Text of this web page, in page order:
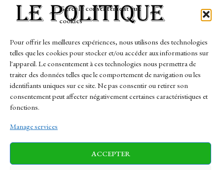
Gérer le consentement aux
cookies
Pour offrir les meilleures expériences, nous utilisons des technologies
telles que les cookies pour stocker et/ou accéder aux informations sur
l'appareil. Le consentement à ces technologies nous permettra de
traiter des données telles que le comportement de navigation ou les
identifiants uniques sur ce site. Ne pas consentir ou retirer son
consentement peut affecter négativement certaines caractéristiques et
fonctions.
Manage services
ACCEPTER
Links
Contact
Sitemap
News Finance-Marches Politics
Business Tech Health Sports Travel